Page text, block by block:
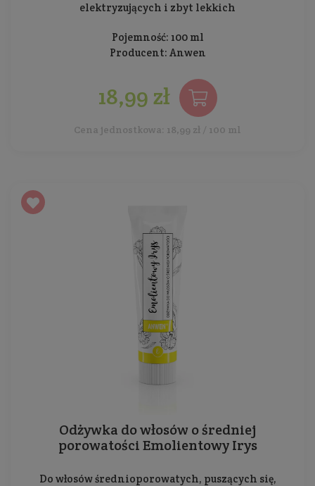
elektryzujących i zbyt lekkich
Pojemność: 100 ml
Producent: Anwen
18,99 zł
Cena jednostkowa: 18,99 zł / 100 ml
Odżywka do włosów o średniej
porowatości Emolientowy Irys
Do włosów średnioporowatych, puszących się,